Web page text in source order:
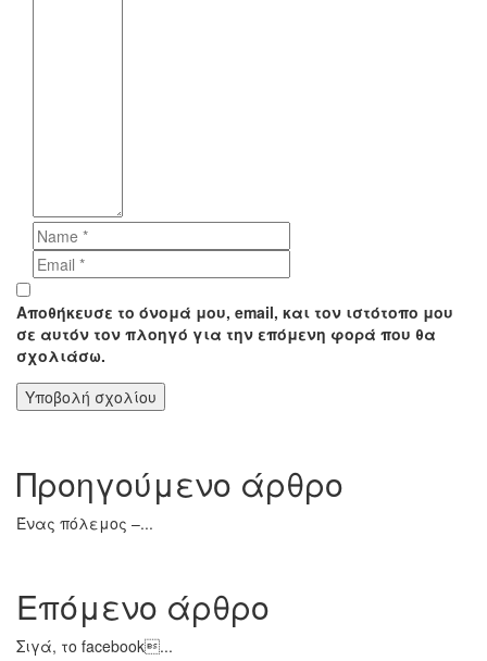
Αποθήκευσε το όνομά μου, email, και τον ιστότοπο μου
σε αυτόν τον πλοηγό για την επόμενη φορά που θα
σχολιάσω.
Προηγούμενο άρθρο
Ένας πόλεμος –...
Επόμενο άρθρο
Σιγά, το facebook...